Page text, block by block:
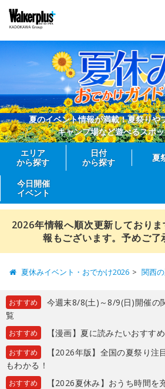
夏のイベント情報が満載！夏祭りや
キャンプ場など遊べるスポ
エリア
から探す
日付
から探す
夏
今日開催
イベント
2026年情報へ順次更新しており
報もございます。予めご了
夏休みイベント・おでかけ2026 関西
おすすめ
今週末8/8(土)～8/9(日)開催の
覧
おすすめ 【漫画】夏に読みたいおすす
おすすめ
【2026年版】全国の夏祭り
もわかる！
おすすめ
【2026夏休み】おうち時間を